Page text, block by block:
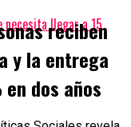
necesita llegar a 15
reciben
y la entrega
dos años